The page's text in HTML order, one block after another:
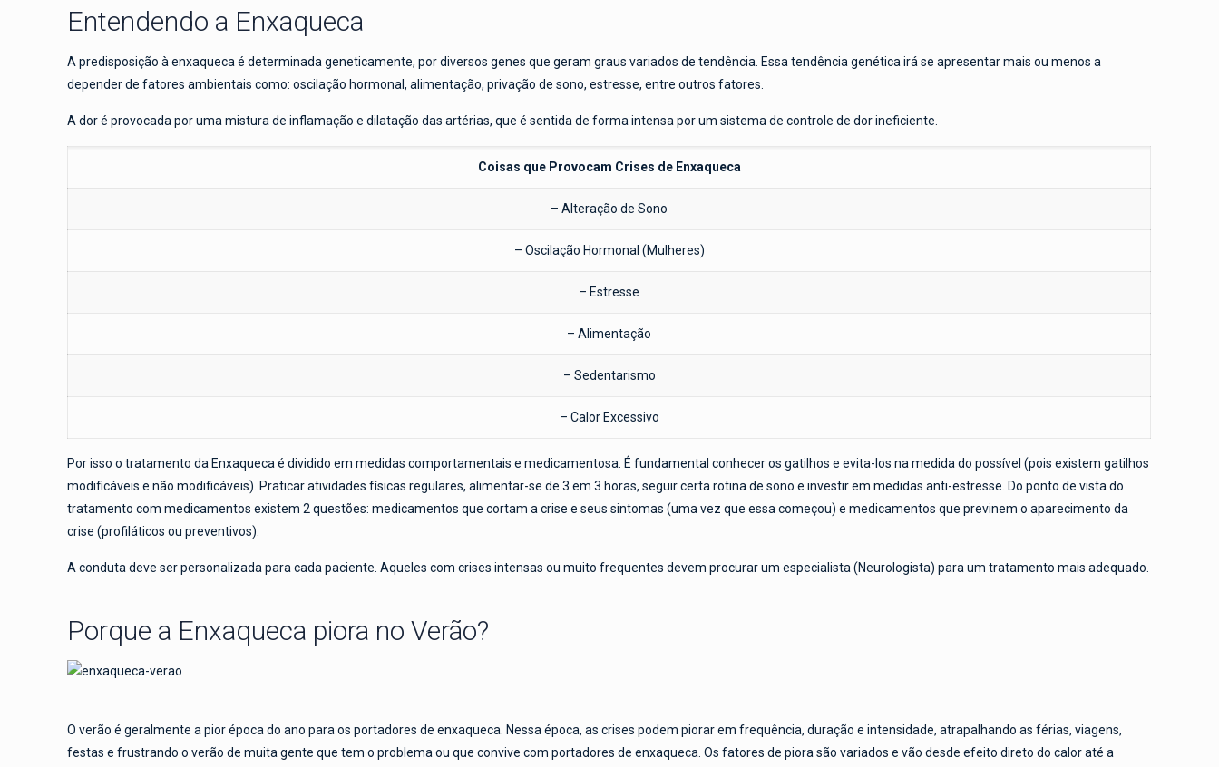
Entendendo a Enxaqueca
A predisposição à enxaqueca é determinada geneticamente, por diversos genes que geram graus variados de tendência. Essa tendência genética irá se apresentar mais ou menos a
depender de fatores ambientais como: oscilação hormonal, alimentação, privação de sono, estresse, entre outros fatores.
A dor é provocada por uma mistura de inflamação e dilatação das artérias, que é sentida de forma intensa por um sistema de controle de dor ineficiente.
Coisas que Provocam Crises de Enxaqueca
– Alteração de Sono
– Oscilação Hormonal (Mulheres)
– Estresse
– Alimentação
– Sedentarismo
– Calor Excessivo
Por isso o tratamento da Enxaqueca é dividido em medidas comportamentais e medicamentosa. É fundamental conhecer os gatilhos e evita-los na medida do possível (pois existem gatilhos
modificáveis e não modificáveis). Praticar atividades físicas regulares, alimentar-se de 3 em 3 horas, seguir certa rotina de sono e investir em medidas anti-estresse. Do ponto de vista do
tratamento com medicamentos existem 2 questões: medicamentos que cortam a crise e seus sintomas (uma vez que essa começou) e medicamentos que previnem o aparecimento da
crise (profiláticos ou preventivos).
A conduta deve ser personalizada para cada paciente. Aqueles com crises intensas ou muito frequentes devem procurar um especialista (Neurologista) para um tratamento mais adequado.
Porque a Enxaqueca piora no Verão?
O verão é geralmente a pior época do ano para os portadores de enxaqueca. Nessa época, as crises podem piorar em frequência, duração e intensidade, atrapalhando as férias, viagens,
festas e frustrando o verão de muita gente que tem o problema ou que convive com portadores de enxaqueca. Os fatores de piora são variados e vão desde efeito direto do calor até a